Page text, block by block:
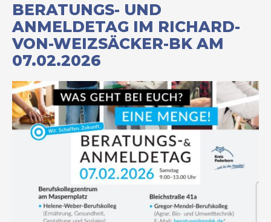
BERATUNGS- UND
ANMELDETAG IM RICHARD-
VON-WEIZSÄCKER-BK AM
07.02.2026